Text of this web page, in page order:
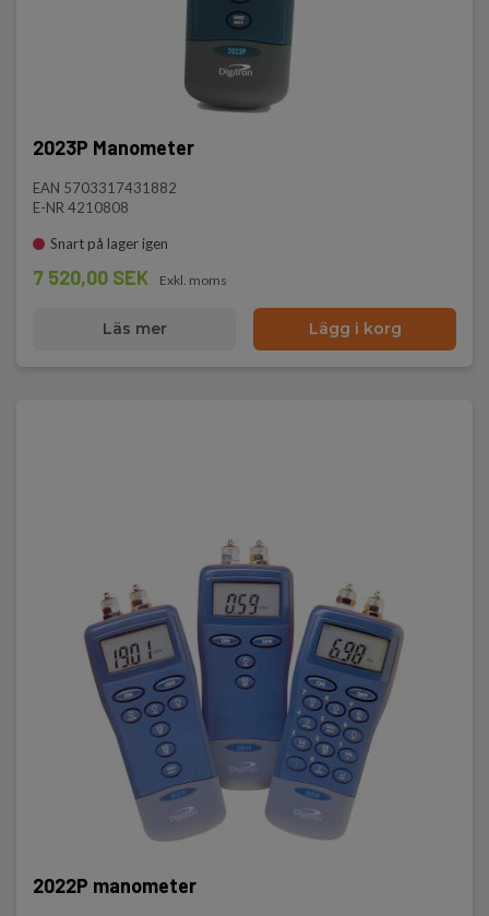
2023P Manometer
EAN 5703317431882
E-NR 4210808
Snart på lager igen
7 520,00 SEK Exkl. moms
Läs mer Lägg i korg
2022P manometer